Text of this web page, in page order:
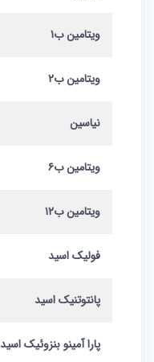
ویتامین ب۱
ویتامین ب۲
نیاسین
ویتامین ب۶
ویتامین ب۱۲
فولیک اسید
پانتوتنیک اسید
پارا آمینو بنزوئیک اسید